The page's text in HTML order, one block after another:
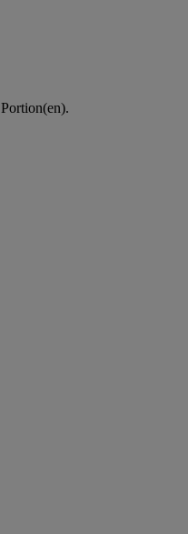
Portion(en).